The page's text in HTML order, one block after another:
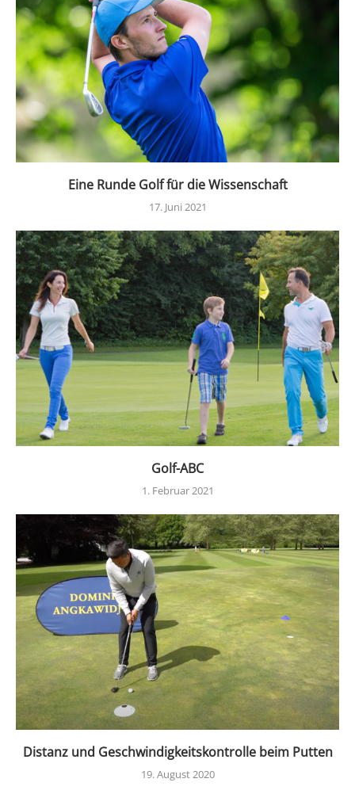
Eine Runde Golf für die Wissenschaft
17. Juni 2021
Golf-ABC
1. Februar 2021
Distanz und Geschwindigkeitskontrolle beim Putten
19. August 2020